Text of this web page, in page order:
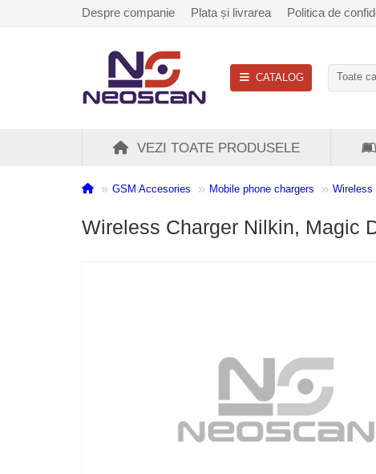
Despre companie Plata și livrarea Politica de
CATALOG Toate
VEZI TOATE PRODUSELE
GSM Accesories Mobile phone chargers Wireless
Wireless Charger Nilkin, Magic